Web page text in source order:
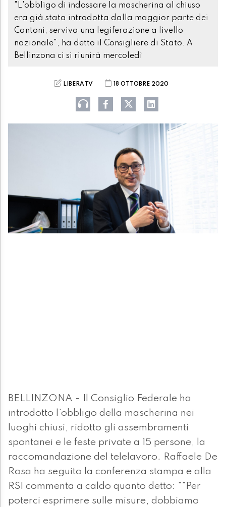
"L'obbligo di indossare la mascherina al chiuso
era già stata introdotta dalla maggior parte dei
Cantoni, serviva una legiferazione a livello
nazionale", ha detto il Consigliere di Stato. A
Bellinzona ci si riunirà mercoledì
LIBERATV 18 OTTOBRE 2020
BELLINZONA - Il Consiglio Federale ha
introdotto l'obbligo della mascherina nei
luoghi chiusi, ridotto gli assembramenti
spontanei e le feste private a 15 persone, la
raccomandazione del telelavoro. Raffaele De
Rosa ha seguito la conferenza stampa e alla
RSI commenta a caldo quanto detto: ""Per
poterci esprimere sulle misure, dobbiamo